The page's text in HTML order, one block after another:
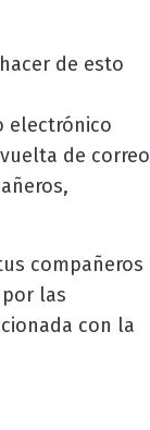
de esto
electrónico
de correo
compañeros
las
con la